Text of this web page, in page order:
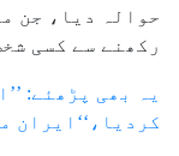
حوالہ دیا، جن
رکھنے سے کسی
یہ بھی پڑھئے:
کردیا،‘‘ایران